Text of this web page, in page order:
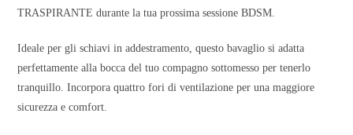
TRASPIRANTE durante la tua prossima sessione BDSM.
Ideale per gli schiavi in addestramento, questo bavaglio si adatta
perfettamente alla bocca del tuo compagno sottomesso per tenerlo
tranquillo. Incorpora quattro fori di ventilazione per una maggiore
sicurezza e comfort.